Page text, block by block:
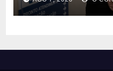
em Cassilândia